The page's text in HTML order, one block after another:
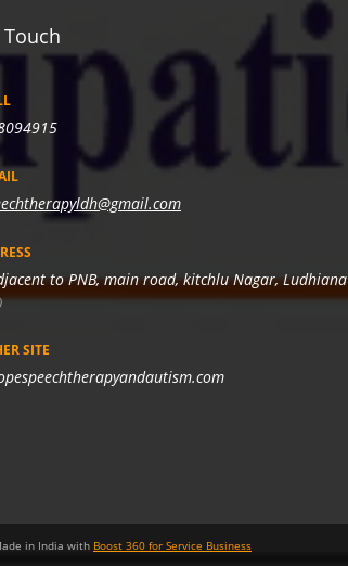
to PNB, main road, kitchlu Nagar, Ludhiana
SITE
in India with Boost 360 for Service Business